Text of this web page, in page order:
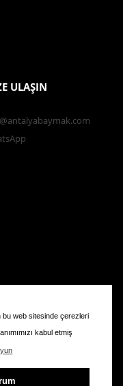
bu web sitesinde çerezleri
kabul etmiş
ULAŞIN